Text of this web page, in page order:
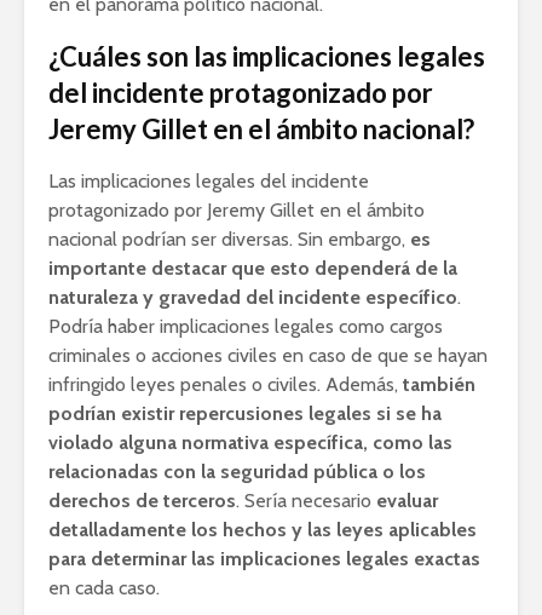
¿Cuáles son las implicaciones legales
del incidente protagonizado por
Jeremy Gillet en el ámbito nacional?
Las implicaciones legales del incidente
protagonizado por Jeremy Gillet en el ámbito
nacional podrían ser diversas. Sin embargo, es
importante destacar que esto dependerá de la
naturaleza y gravedad del incidente específico.
Podría haber implicaciones legales como cargos
criminales o acciones civiles en caso de que se hayan
infringido leyes penales o civiles. Además, también
podrían existir repercusiones legales si se ha
violado alguna normativa específica, como las
relacionadas con la seguridad pública o los
derechos de terceros. Sería necesario evaluar
detalladamente los hechos y las leyes aplicables
para determinar las implicaciones legales exactas
en cada caso.